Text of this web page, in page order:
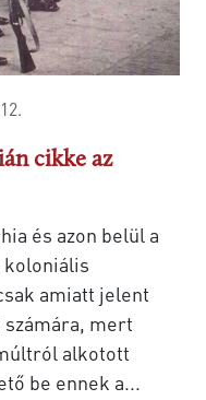
cikke az
és azon belül a
koloniális
amiatt jelent
mert
alkotott
be ennek a...